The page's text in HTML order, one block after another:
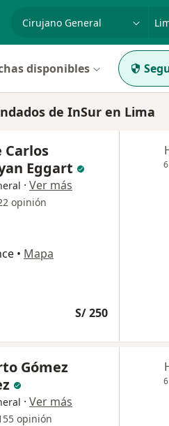
disponibles
de InSur en Lima
Carlos
Eggart
· Ver más
opinión
• Mapa
S/ 250
Gómez
· Ver más
opinión